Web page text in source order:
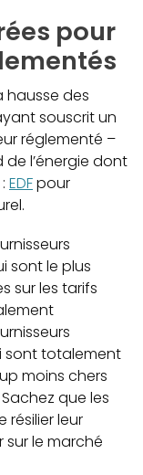
pour
hausse des
souscrit un
réglementé –
l’énergie dont
EDFpour
sont le plus
sur les tarifs
sont totalement
moins chers
que les
résilier leur
le marché